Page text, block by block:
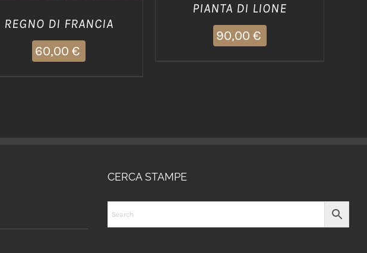
REGNO DI FRANCIA
60,00 €
PIANTA DI LIONE
90,00 €
CERCA STAMPE